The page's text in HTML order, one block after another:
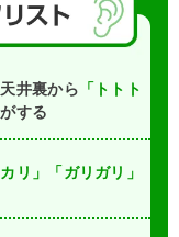
井裏から 「トトト
する
カリ」「ガリガリ」